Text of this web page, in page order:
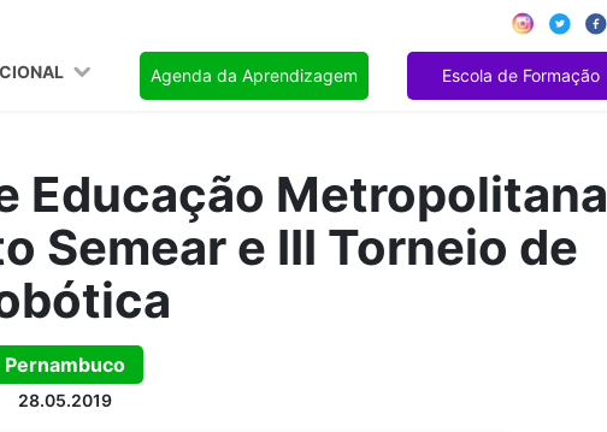
Agenda da Aprendizagem Escola de Formação
Educação Metropolitana
Semear e III Torneio de
Pernambuco
28.05.2019